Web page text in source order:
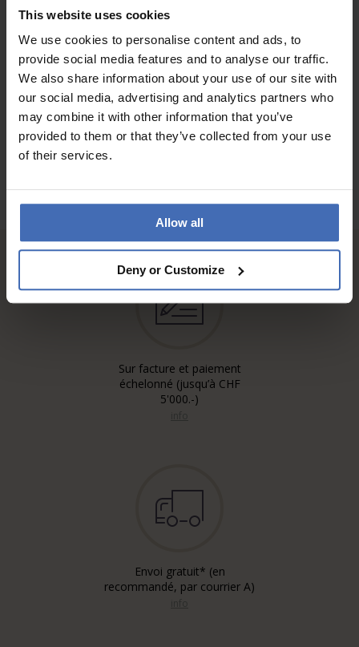
This website uses cookies
We use cookies to personalise content and ads, to
provide social media features and to analyse our traffic.
We also share information about your use of our site with
our social media, advertising and analytics partners who
may combine it with other information that you’ve
provided to them or that they’ve collected from your use
of their services.
Allow all
Deny or Customize
AUX AVIS DES CLIENTS
Sur facture et paiement
échelonné (jusqu’à CHF
5'000.-)
Envoi gratuit* (en
recommandé, par courrier A)